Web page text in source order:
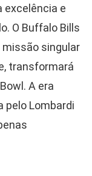
excelência e
O Buffalo Bills
singular
transformará
A era
pelo Lombardi